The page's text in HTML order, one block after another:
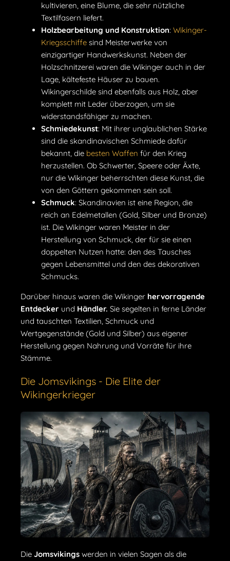
kultivieren, eine Blume, die sehr nützliche
Textilfasern liefert.
Holzbearbeitung und Konstruktion: Wikinger-
Kriegsschiffe sind Meisterwerke von
einzigartiger Handwerkskunst. Neben der
Holzschnitzerei waren die Wikinger auch in der
Lage, kältefeste Häuser zu bauen.
Wikingerschilde sind ebenfalls aus Holz, aber
komplett mit Leder überzogen, um sie
widerstandsfähiger zu machen.
Schmiedekunst: Mit ihrer unglaublichen Stärke
sind die skandinavischen Schmiede dafür
bekannt, die besten Waffen für den Krieg
herzustellen. Ob Schwerter, Speere oder Äxte,
nur die Wikinger beherrschten diese Kunst, die
von den Göttern gekommen sein soll.
Schmuck: Skandinavien ist eine Region, die
reich an Edelmetallen (Gold, Silber und Bronze)
ist. Die Wikinger waren Meister in der
Herstellung von Schmuck, der für sie einen
doppelten Nutzen hatte: den des Tausches
gegen Lebensmittel und den des dekorativen
Schmucks.
Darüber hinaus waren die Wikinger hervorragende
Entdecker und Händler. Sie segelten in ferne Länder
und tauschten Textilien, Schmuck und
Wertgegenstände (Gold und Silber) aus eigener
Herstellung gegen Nahrung und Vorräte für ihre
Stämme.
Die Jomsvikings - Die Elite der
Wikingerkrieger
Die Jomsvikings werden in vielen Sagen als die